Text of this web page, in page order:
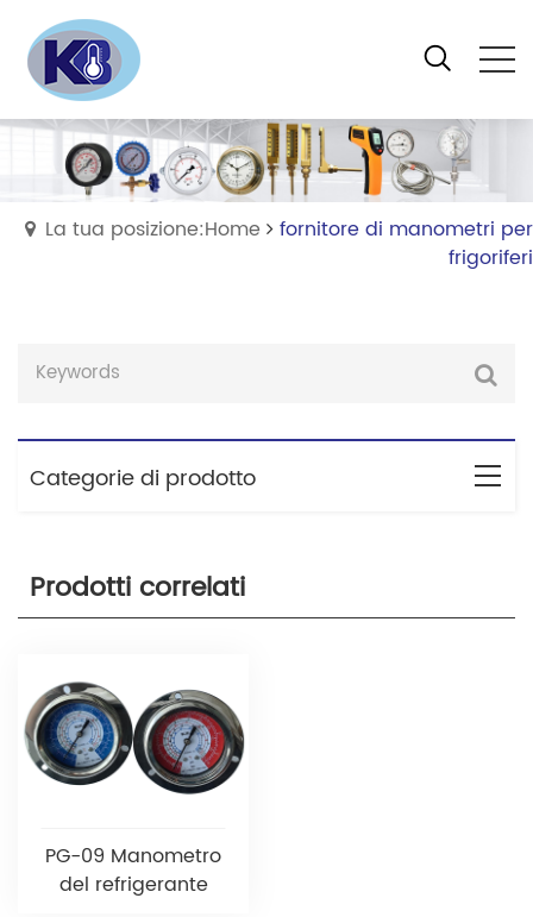
La tua posizione:Home
fornitore di manometri per
frigoriferi
Categorie di prodotto
Prodotti correlati
PG-09 Manometro
del refrigerante